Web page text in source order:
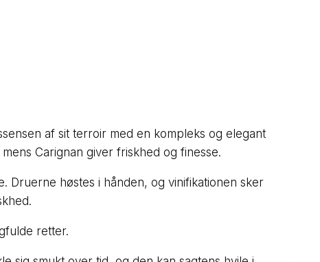
af sit terroir med en kompleks og elegant
Carignan giver friskhed og finesse.
Druerne høstes i hånden, og vinifikationen sker
retter.